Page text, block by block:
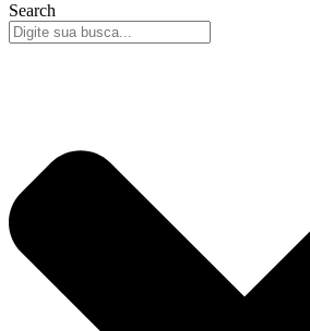
Search